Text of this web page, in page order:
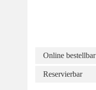
Online bestellbar
Reservierbar